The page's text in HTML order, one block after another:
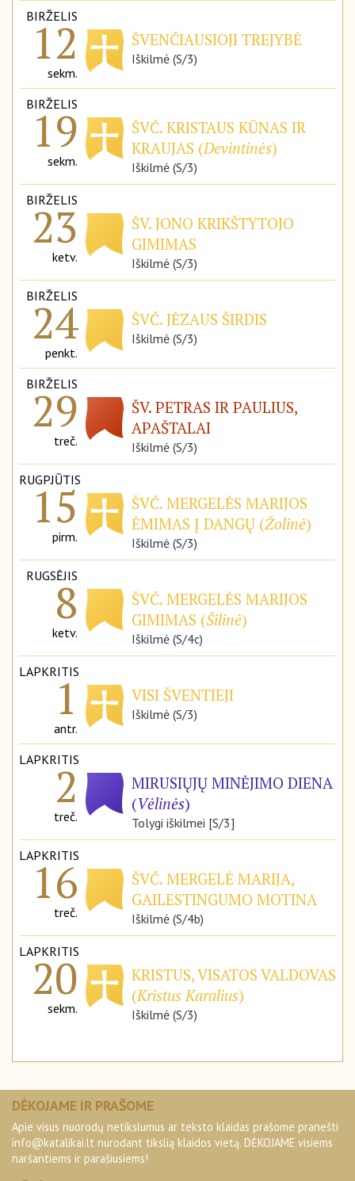
BIRŽELIS
12
sekm.
ŠVENČIAUSIOJI TREJYBĖ
Iškilmė (S/3)
BIRŽELIS
19
sekm.
ŠVČ. KRISTAUS KŪNAS IR
KRAUJAS (Devintinės)
Iškilmė (S/3)
BIRŽELIS
23
ketv.
ŠV. JONO KRIKŠTYTOJO
GIMIMAS
Iškilmė (S/3)
BIRŽELIS
24
penkt.
ŠVČ. JĖZAUS ŠIRDIS
Iškilmė (S/3)
BIRŽELIS
29
treč.
ŠV. PETRAS IR PAULIUS,
APAŠTALAI
Iškilmė (S/3)
RUGPJŪTIS
15
pirm.
ŠVČ. MERGELĖS MARIJOS
ĖMIMAS Į DANGŲ (Žolinė)
Iškilmė (S/3)
RUGSĖJIS
8
ketv.
ŠVČ. MERGELĖS MARIJOS
GIMIMAS (Šilinė)
Iškilmė (S/4c)
LAPKRITIS
1
antr.
VISI ŠVENTIEJI
Iškilmė (S/3)
LAPKRITIS
2
treč.
MIRUSIŲJŲ MINĖJIMO DIENA
(Vėlinės)
Tolygi iškilmei [S/3]
LAPKRITIS
16
treč.
ŠVČ. MERGELĖ MARIJA,
GAILESTINGUMO MOTINA
Iškilmė (S/4b)
LAPKRITIS
20
sekm.
KRISTUS, VISATOS VALDOVAS
(Kristus Karalius)
Iškilmė (S/3)
DĖKOJAME IR PRAŠOME
Apie visus nuorodų netikslumus ar teksto klaidas prašome pranešti
info@katalikai.lt nurodant tikslią klaidos vietą. DĖKOJAME visiems
naršantiems ir parašiusiems!